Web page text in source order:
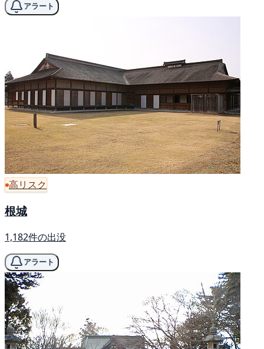
アラート
高リスク
根城
1,182件の出没
アラート